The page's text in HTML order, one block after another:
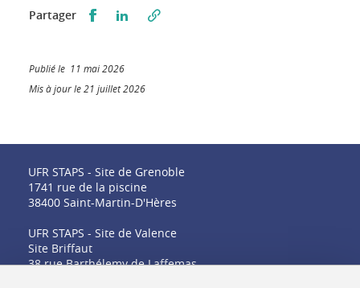
Partager Partager sur Facebook
Partager sur LinkedIn
Publié le 11 mai 2026
Mis à jour le 21 juillet 2026
UFR STAPS - Site de Grenoble
1741 rue de la piscine
38400 Saint-Martin-D'Hères
UFR STAPS - Site de Valence
Site Briffaut
38 rue Barthélemy de Laffemas